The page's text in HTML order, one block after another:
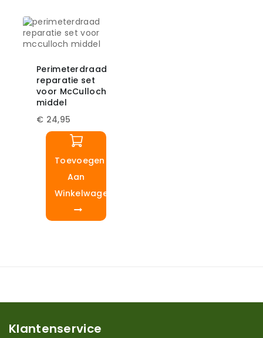
Perimeterdraad
reparatie set
voor McCulloch
middel
€ 24,95
Toevoegen
Aan
Winkelwagen
Klantenservice